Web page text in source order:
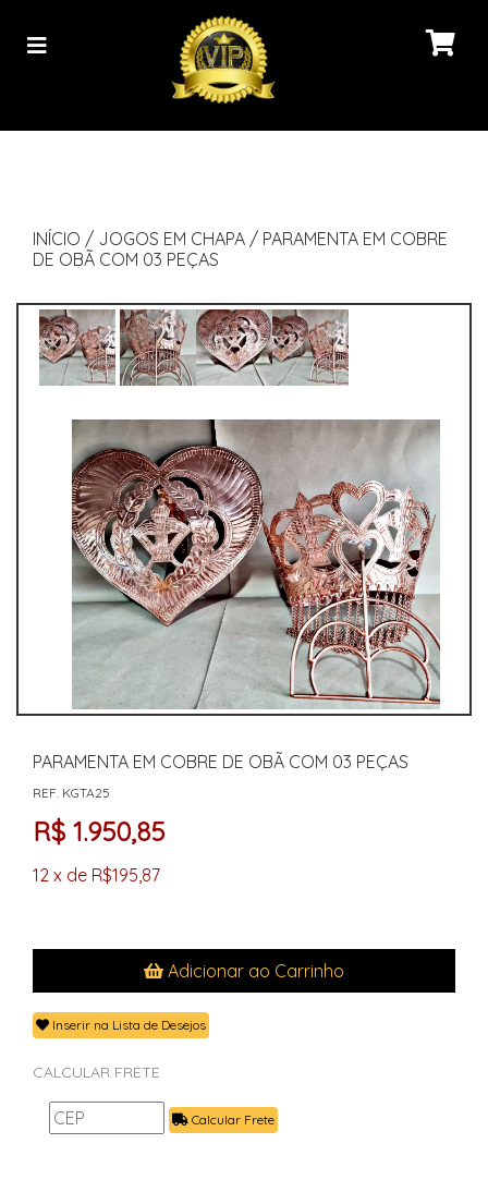
INÍCIO / JOGOS EM CHAPA / PARAMENTA EM COBRE
DE OBÃ COM 03 PEÇAS
PARAMENTA EM COBRE DE OBÃ COM 03 PEÇAS
REF. KGTA25
R$ 1.950,85
12 x de R$195,87
Adicionar ao Carrinho
Inserir na Lista de Desejos
CALCULAR FRETE
Calcular Frete